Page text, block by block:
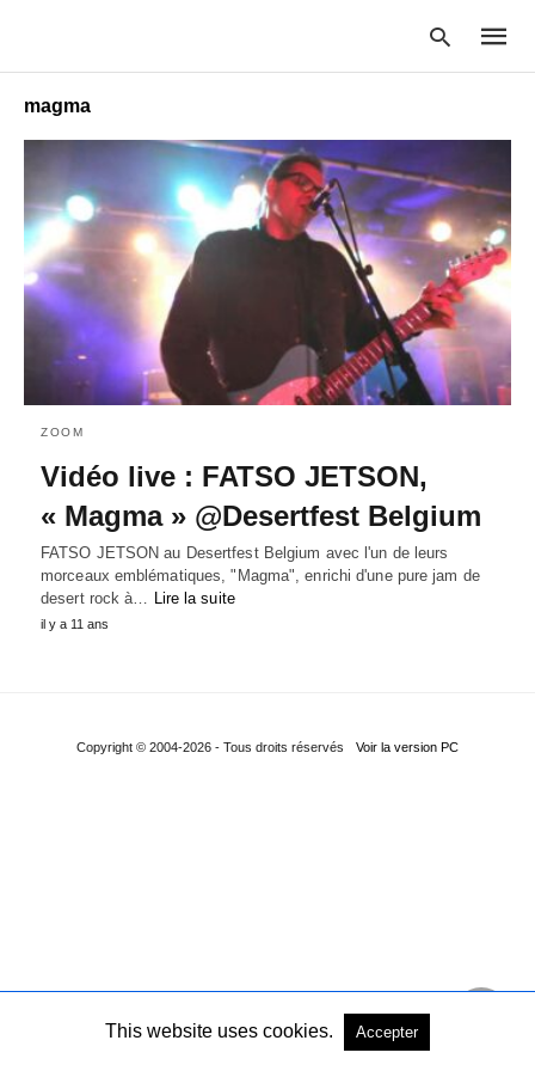
Type
your
search
query
and
hit
enter:
magma
ZOOM
Vidéo live : FATSO JETSON,
« Magma » @Desertfest Belgium
FATSO JETSON​ au Desertfest Belgium​ avec l'un de leurs
morceaux emblématiques, "Magma", enrichi d'une pure jam de
desert rock à… Lire la suite
il y a 11 ans
Copyright © 2004-2026 - Tous droits réservés Voir la version PC
This website uses cookies. Accepter